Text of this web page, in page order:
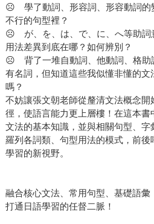
☹ 學了動詞、形容詞、形容動詞的
不行的句型裡？
☹ が、を、は、で、に、へ等助詞
用法差異到底在哪？如何辨別？
☹ 背了一堆自動詞、他動詞、格助
有名詞，但知道這些我似懂非懂的
嗎？
不妨讓張文朝老師從釐清文法概念
徑，使語言能力更上層樓！在這本
文法的基本知識，並與相關句型、
羅列各詞類、句型用法的模式，前
學習的新視野。
融合核心文法、常用句型、基礎語彙
打通日語學習的任督二脈！